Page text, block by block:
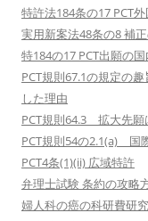
特許法184条の17 PCT
実用新案法48条の8 補
特184の17 PCT出願の
PCT規則67.1の規定の
した理由
PCT規則64.3 拡大先願
PCT規則54の2.1(a) 国
PCT4条(1)(ii) 広域特許
弁理士試験 条約の攻略
婦人科の癌の科研費研